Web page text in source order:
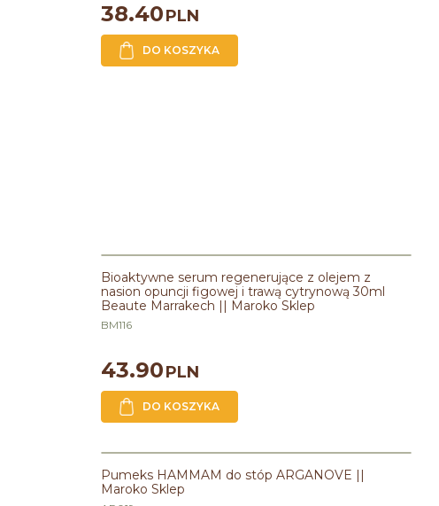
38.40PLN
DO KOSZYKA
Bioaktywne serum regenerujące z olejem z
nasion opuncji figowej i trawą cytrynową 30ml
Beaute Marrakech || Maroko Sklep
BM116
43.90PLN
DO KOSZYKA
Pumeks HAMMAM do stóp ARGANOVE ||
Maroko Sklep